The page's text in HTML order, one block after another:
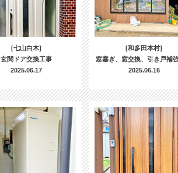
[七山白木]
玄関ドア交換工事
2025.06.17
[和多田本村]
窓塞ぎ、窓交換、引き戸補
2025.06.16